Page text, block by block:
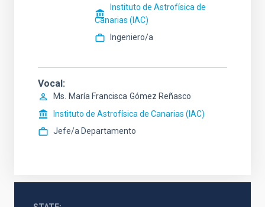
Instituto de Astrofísica de
Canarias (IAC)
Ingeniero/a
Vocal
Ms. María Francisca Gómez Reñasco
Instituto de Astrofísica de Canarias (IAC)
Jefe/a Departamento